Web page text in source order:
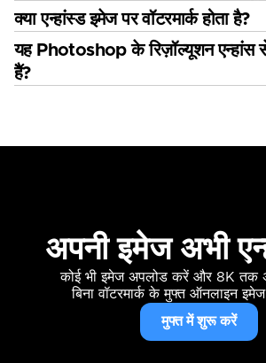
क्या एन्हांस्ड इमेज पर वॉटरमार्क होता है?
यह Photoshop के रिज़ॉल्यूशन एन्हांस
है?
अपनी इमेज अभी
कोई भी इमेज अपलोड करें और 8K तक
बिना वॉटरमार्क के मुफ्त ऑनलाइन
मुफ्त में शुरू करें